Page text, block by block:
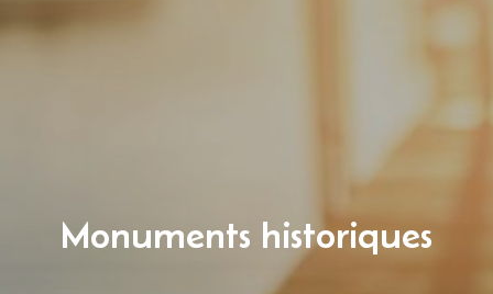
Monuments historiques